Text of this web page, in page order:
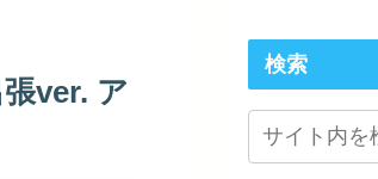
ver. ア
検索